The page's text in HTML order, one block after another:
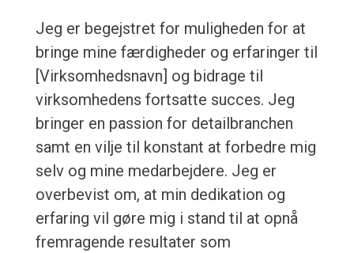
Jeg er begejstret for muligheden for at
bringe mine færdigheder og erfaringer til
[Virksomhedsnavn] og bidrage til
virksomhedens fortsatte succes. Jeg
bringer en passion for detailbranchen
samt en vilje til konstant at forbedre mig
selv og mine medarbejdere. Jeg er
overbevist om, at min dedikation og
erfaring vil gøre mig i stand til at opnå
fremragende resultater som